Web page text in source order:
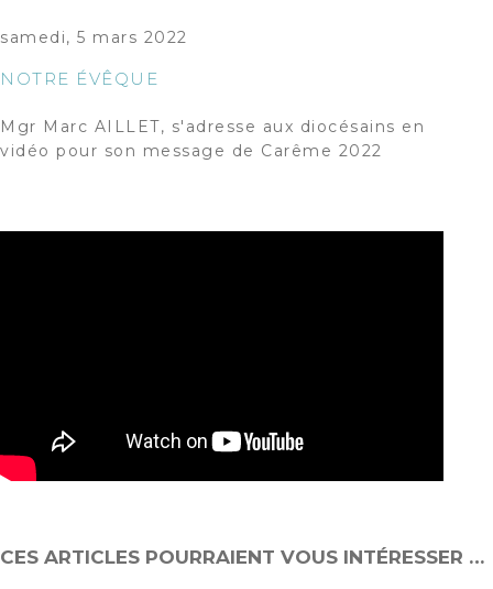
samedi, 5 mars 2022
NOTRE ÉVÊQUE
Mgr Marc AILLET, s'adresse aux diocésains en
vidéo pour son message de Carême 2022
CES ARTICLES POURRAIENT VOUS INTÉRESSER …